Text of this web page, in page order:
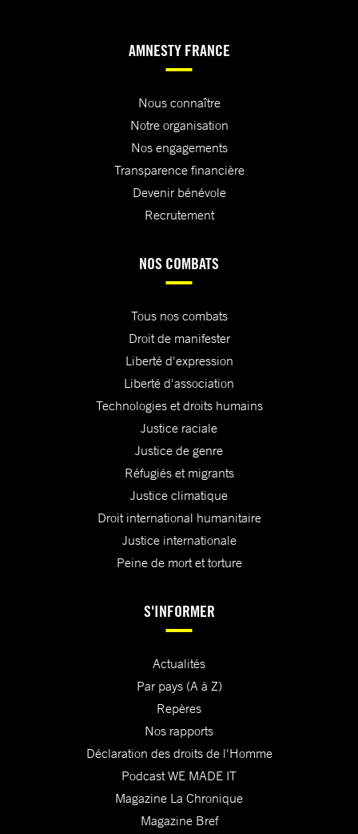
AMNESTY FRANCE
Nous connaître
Notre organisation
Nos engagements
Transparence financière
Devenir bénévole
Recrutement
NOS COMBATS
Tous nos combats
Droit de manifester
Liberté d'expression
Liberté d'association
Technologies et droits humains
Justice raciale
Justice de genre
Réfugiés et migrants
Justice climatique
Droit international humanitaire
Justice internationale
Peine de mort et torture
S'INFORMER
Actualités
Par pays (A à Z)
Repères
Nos rapports
Déclaration des droits de l'Homme
Podcast WE MADE IT
Magazine La Chronique
Magazine Bref